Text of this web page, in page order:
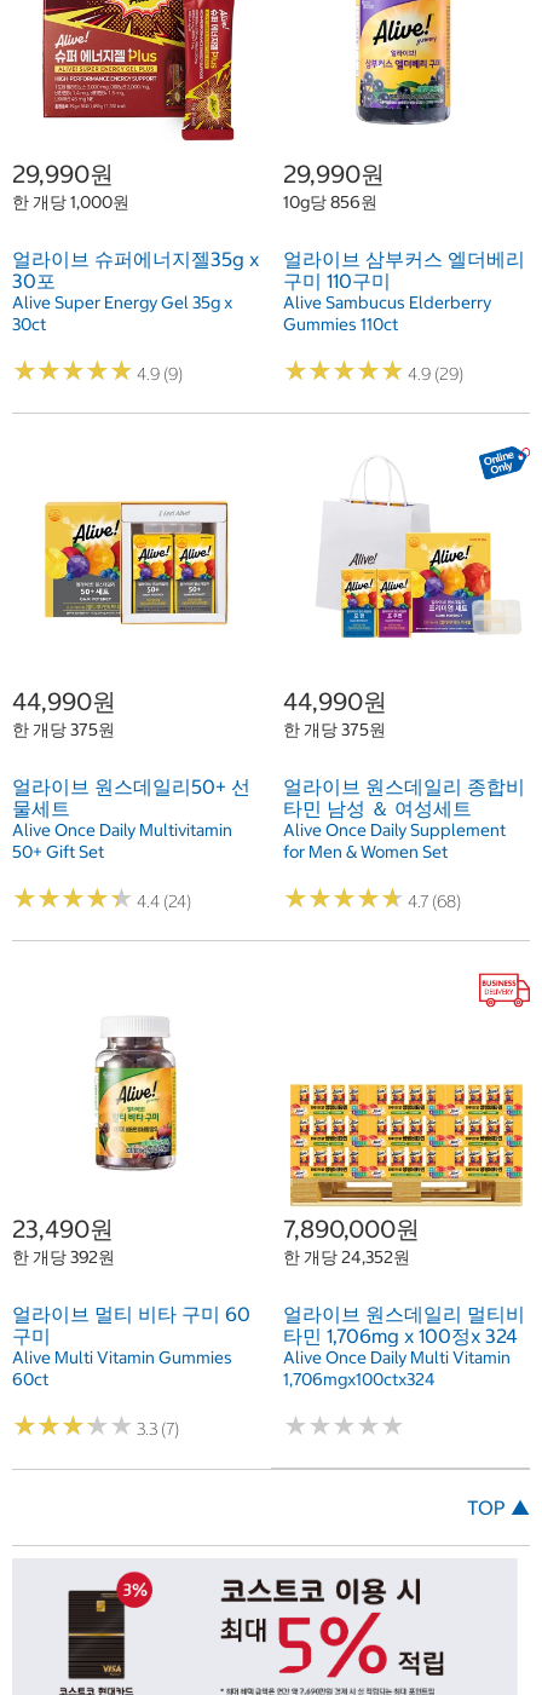
29,990원
한 개당 1,000원
얼라이브 슈퍼에너지젤35g x
30포
Alive Super Energy Gel 35g x
30ct
★★★★★
★★★★★ 4.9 (9)
29,990원
10g당 856원
얼라이브 삼부커스 엘더베리
구미 110구미
Alive Sambucus Elderberry
Gummies 110ct
★★★★★
★★★★★ 4.9 (29)
44,990원
한 개당 375원
얼라이브 원스데일리50+ 선
물세트
Alive Once Daily Multivitamin
50+ Gift Set
★★★★★
★★★★★ 4.4 (24)
44,990원
한 개당 375원
얼라이브 원스데일리 종합비
타민 남성 ＆ 여성세트
Alive Once Daily Supplement
for Men & Women Set
★★★★★
★★★★★ 4.7 (68)
23,490원
한 개당 392원
얼라이브 멀티 비타 구미 60
구미
Alive Multi Vitamin Gummies
60ct
★★★★★
★★★★★ 3.3 (7)
7,890,000원
한 개당 24,352원
얼라이브 원스데일리 멀티비
타민 1,706mg x 100정x 324
Alive Once Daily Multi Vitamin
1,706mgx100ctx324
★★★★★
★★★★★
TOP ▲